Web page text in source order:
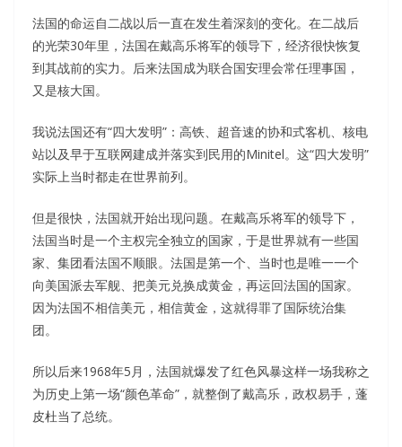
法国的命运自二战以后一直在发生着深刻的变化。在二战后
的光荣30年里，法国在戴高乐将军的领导下，经济很快恢复
到其战前的实力。后来法国成为联合国安理会常任理事国，
又是核大国。
我说法国还有“四大发明”：高铁、超音速的协和式客机、核电
站以及早于互联网建成并落实到民用的Minitel。这“四大发明”
实际上当时都走在世界前列。
但是很快，法国就开始出现问题。在戴高乐将军的领导下，
法国当时是一个主权完全独立的国家，于是世界就有一些国
家、集团看法国不顺眼。法国是第一个、当时也是唯一一个
向美国派去军舰、把美元兑换成黄金，再运回法国的国家。
因为法国不相信美元，相信黄金，这就得罪了国际统治集
团。
所以后来1968年5月，法国就爆发了红色风暴这样一场我称之
为历史上第一场“颜色革命”，就整倒了戴高乐，政权易手，蓬
皮杜当了总统。